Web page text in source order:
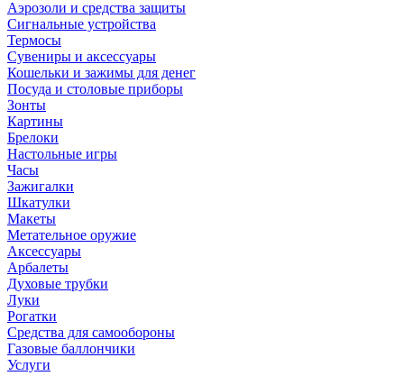
Аэрозоли и средства защиты
Сигнальные устройства
Термосы
Сувениры и аксессуары
Кошельки и зажимы для денег
Посуда и столовые приборы
Зонты
Картины
Брелоки
Настольные игры
Часы
Зажигалки
Шкатулки
Макеты
Метательное оружие
Аксессуары
Арбалеты
Духовые трубки
Луки
Рогатки
Средства для самообороны
Газовые баллончики
Услуги